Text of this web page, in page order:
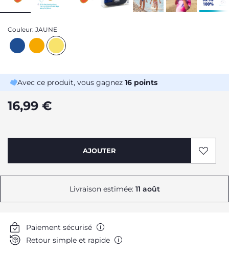
Couleur: JAUNE
Avec ce produit, vous gagnez 16 points
16,99 €
AJOUTER
Livraison estimée: 11 août
Paiement sécurisé
Retour simple et rapide